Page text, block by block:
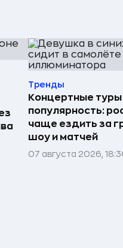
Тренды
Концертные
популярность:
чаще ездить за
шоу и матчей
07 августа 2026,